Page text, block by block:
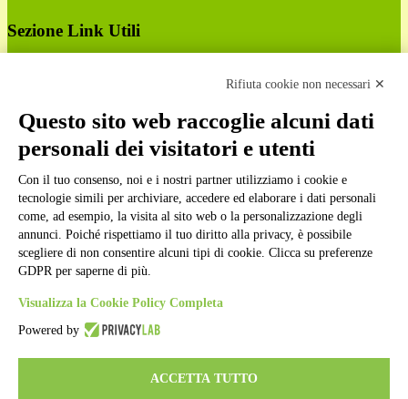
Sezione Link Utili
Ufficio Relazioni con il Pubblico
Dichiarazione di accessibilità
Obiettivi di accessibilità
Gestione consensi cookie
Amministrazione trasparente
Pagina visualizzata
476 volte
Sezione Copyright
Copyright 2026 | Engineered and powered by Gruppo Spaggiari
Parma S.p.A. | Divisione Publishing & New Social Media
Rifiuta cookie non necessari ✕
Questo sito web raccoglie alcuni dati
personali dei visitatori e utenti
Con il tuo consenso, noi e i nostri partner utilizziamo i cookie e
tecnologie simili per archiviare, accedere ed elaborare i dati personali
come, ad esempio, la visita al sito web o la personalizzazione degli
annunci. Poiché rispettiamo il tuo diritto alla privacy, è possibile
scegliere di non consentire alcuni tipi di cookie. Clicca su preferenze
GDPR per saperne di più.
Visualizza la Cookie Policy Completa
Powered by
ACCETTA TUTTO